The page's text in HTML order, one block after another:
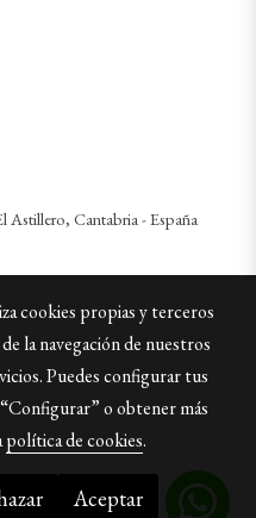
Astillero, Cantabria - España
cookies propias y terceros
la navegación de nuestros
Puedes configurar tus
o obtener más
política de cookies.
Aceptar